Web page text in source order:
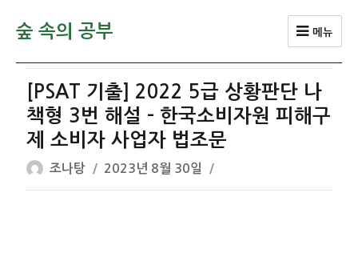
숲 속의 공부 메뉴
[PSAT 기출] 2022 5급 상황판단 나
책형 3번 해설 – 한국소비자원 피해구
제 소비자 사업자 법조문
글
쓴
조나탕
작
성
2023년 8월 30일